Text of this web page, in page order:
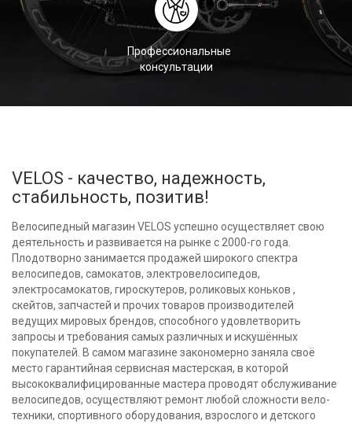
Профессиональные
консультации
VELOS - качество, надежность,
стабильность, позитив!
Велосипедный магазин VELOS успешно осуществляет свою
деятельность и развивается на рынке с 2000-го года.
Плодотворно занимается продажей широкого спектра
велосипедов, самокатов, электровелосипедов,
электросамокатов, гироскутеров, роликовых коньков ,
скейтов, запчастей и прочих товаров производителей
ведущих мировых брендов, способного удовлетворить
запросы и требования самых различных и искушённых
покупателей. В самом магазине закономерно заняла своё
место гарантийная сервисная мастерская, в которой
высококвалифицированные мастера проводят обслуживание
велосипедов, осуществляют ремонт любой сложности вело-
техники, спортивного оборудования, взрослого и детского